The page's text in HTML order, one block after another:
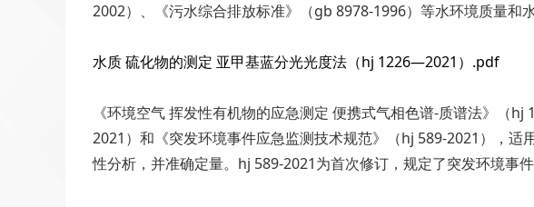
2002）、《污水综合排放标准》（gb 8978-1996）等水环境质量和
水质 硫化物的测定 亚甲基蓝分光光度法（hj 1226—2021）.pdf
《环境空气 挥发性有机物的应急测定 便携式气相色谱-质谱法》（
2021）和《突发环境事件应急监测技术规范》（hj 589-2021），
性分析，并准确定量。hj 589-2021为首次修订，规定了突发环境事